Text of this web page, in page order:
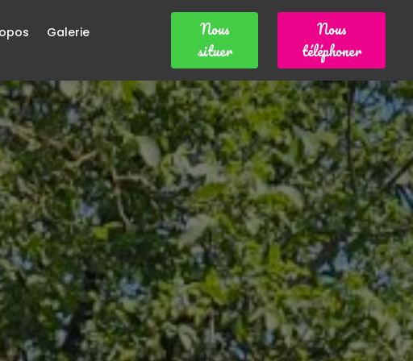
Galerie
Nous
situer
Nous
téléphoner